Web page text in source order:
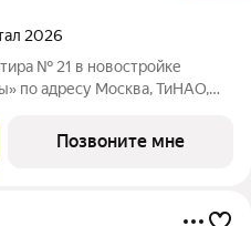
2026
№ 21 в новостройке
по адресу Москва, ТиНАО,
Новомосковский
Общая
Позвоните мне